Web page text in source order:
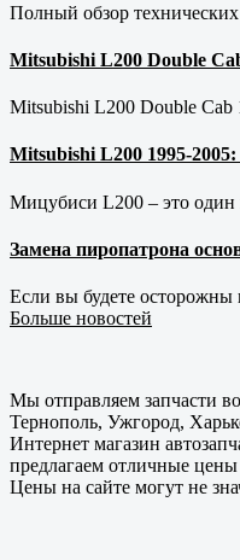
Полный обзор
Mitsubishi L200 Double
Mitsubishi L200 Double Cab
Mitsubishi L200 1995-
Мицубиси L200 – это один
Замена пиропатрона
Если вы будете осторожны
Больше новостей
Мы отправляем запчасти
Тернополь, Ужгород,
Интернет магазин
предлагаем отличные
Цены на сайте могут не